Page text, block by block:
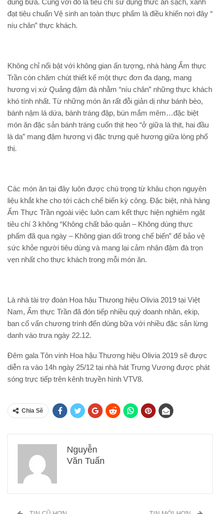
dùng bữa. Cùng với đó là tiêu chí sử dụng thức ăn sạch, xanh
đạt tiêu chuẩn Vệ sinh an toàn thực phẩm là điều khiến nơi đây “
níu chân” thực khách.
Không chỉ nổi bật với không gian ấn tượng, nhà hàng Ẩm thực
Trần còn chăm chút thiết kế một thực đơn đa dạng, mang
hương vị xứ Quảng đậm đà nhằm “níu chân” những thực khách
khó tính nhất. Từ những món ăn rất đỗi giản dị như bánh bèo,
bánh nậm lá dứa, bánh tráng đập, bún mắm mêm…đặc biệt
món ăn đặc sản bánh tráng cuốn thịt heo “ở giữa là thịt, hai đầu
là da” mang đậm hương vị đặc trưng quê hương giữa lòng phố
thị.
Các món ăn tại đây luôn được chú trọng từ khâu chọn nguyên
liệu khắt khe cho tới cách chế biến kỳ công. Đặc biệt, nhà hàng
Ẩm Thực Trần ngoài việc luôn cam kết thực hiện nghiêm ngặt
tiêu chí 3 không “Không chất bảo quản – Không dùng thực
phẩm đã qua ngày – Không gian dối trong chế biến” để bảo vệ
sức khỏe người tiêu dùng và mang lại cảm nhận đậm đà trọn
vẹn nhất cho thực khách trong mỗi món ăn.
Là nhà tài trợ đoàn Hoa hậu Thưong hiệu Olivia 2019 tại Việt
Nam, Ẩm thực Trần đã đón tiếp nhiều quý doanh nhân, ekip,
ban cố vấn chương trình đến dùng bữa với nhiều đặc sản lừng
danh vào trưa ngày 22.12.
Đêm gala Tôn vinh Hoa hậu Thương hiệu Olivia 2019 sẽ được
diễn ra vào 14h ngày 25/12 tại nhà hát Trưng Vương được phát
sóng trực tiếp trên kênh truyền hình VTV8.
Chia Sẽ
Nguyễn
Văn Tuấn